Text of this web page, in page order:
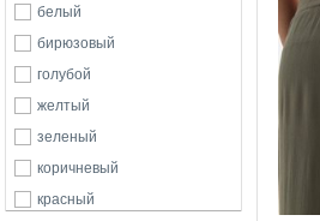
FatFace
Free People
Friends Like These
From Germany With Love
Gang
GAP
Garcia
белый
бирюзовый
голубой
желтый
зеленый
коричневый
красный